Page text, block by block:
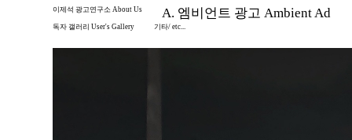
이제석 광고연구소 About Us A. 엠비언트 광고 Ambient Ad
독자 갤러리 User's Gallery 기타/ etc...